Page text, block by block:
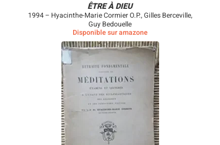
ÊTRE À DIEU
1994 – Hyacinthe-Marie Cormier O.P., Gilles Berceville,
Guy Bedouelle
Disponible sur amazone